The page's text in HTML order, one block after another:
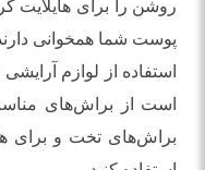
روشن را برای هایلایت
پوست شما همخوانی دارند
استفاده از لوازم
است از براش‌های
براش‌های تخت و برای